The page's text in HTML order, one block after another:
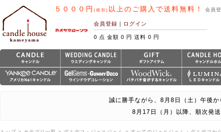
５０００円 (税別) 以上のご購入で送料無料！ 会員
会員登録 ｜ ログイン
0 点 金額 0 円 送料 0 円
誠に勝手ながら、8月8日（土）午後
8月17日（月）以降、順次発